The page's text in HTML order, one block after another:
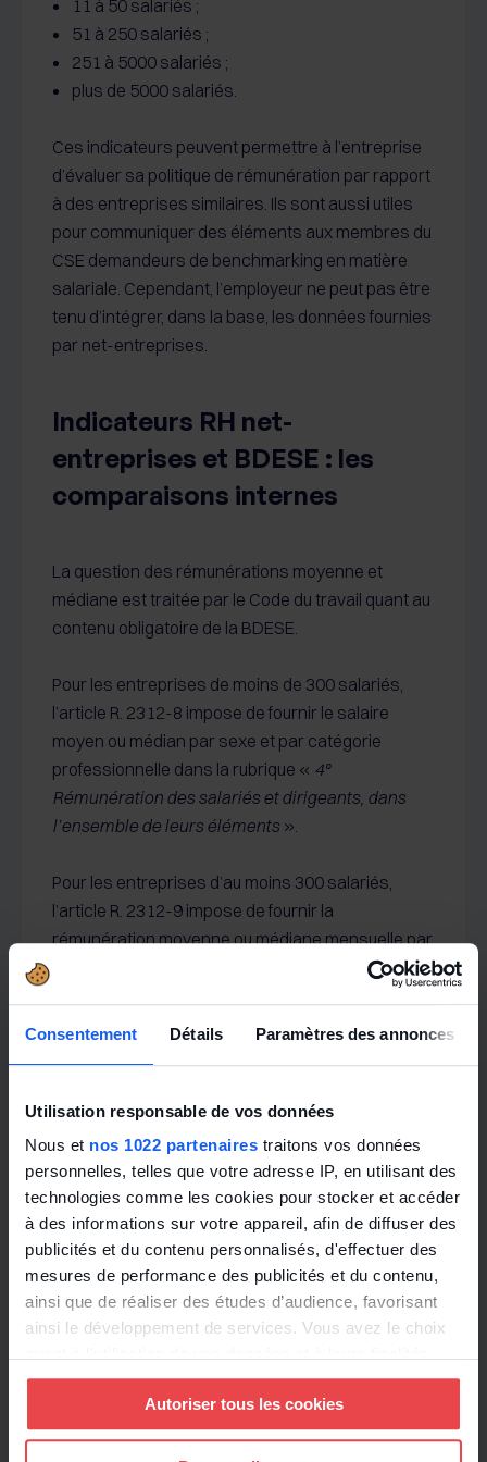
Consentement Détails Paramètres des annonces
Utilisation responsable de vos données
Nous et nos 1022 partenaires traitons vos données
personnelles, telles que votre adresse IP, en utilisant des
technologies comme les cookies pour stocker et accéder
à des informations sur votre appareil, afin de diffuser des
publicités et du contenu personnalisés, d'effectuer des
mesures de performance des publicités et du contenu,
ainsi que de réaliser des études d’audience, favorisant
ainsi le développement de services. Vous avez le choix
Vous pouvez modifier ou retirer votre consentement à
tout moment en consultant la Déclaration relative aux
cookies ou en cliquant sur l'icône de confidentialité.
Autoriser tous les cookies
11 à 50 salariés ;
51 à 250 salariés ;
251 à 5000 salariés ;
plus de 5000 salariés.
Ces indicateurs peuvent permettre à l’entreprise
d’évaluer sa politique de rémunération par rapport
à des entreprises similaires. Ils sont aussi utiles
pour communiquer des éléments aux membres du
CSE demandeurs de benchmarking en matière
salariale. Cependant, l’employeur ne peut pas être
tenu d’intégrer, dans la base, les données fournies
par net-entreprises.
Indicateurs RH net-
entreprises et BDESE : les
comparaisons internes
La question des rémunérations moyenne et
médiane est traitée par le Code du travail quant au
contenu obligatoire de la BDESE.
Pour les entreprises de moins de 300 salariés,
l’article R. 2312-8 impose de fournir le salaire
moyen ou médian par sexe et par catégorie
professionnelle dans la rubrique « 4°
Rémunération des salariés et dirigeants, dans
l’ensemble de leurs éléments ».
Pour les entreprises d’au moins 300 salariés,
l’article R. 2312-9 impose de fournir la
rémunération moyenne ou médiane mensuelle par
catégorie professionnelle, par tranché d’âge et
rubrique «2° Egalité professionnelle entre les
et dirigeants, dans l’ensemble de leurs éléments
», l’employeur a le choix entre plusieurs
indicateurs à intégrer dans la base et notamment
le rapport entre la masse salariale annuelle et
l’effectif mensuel moyen.
Une problématique est posée par la rédaction du
Code du travail en matière de rémunérations
moyenne et médiane : comment calculer ces
indicateurs faute de méthode donnée ?
net-entreprises pour l’entreprise et d’intégrer ces